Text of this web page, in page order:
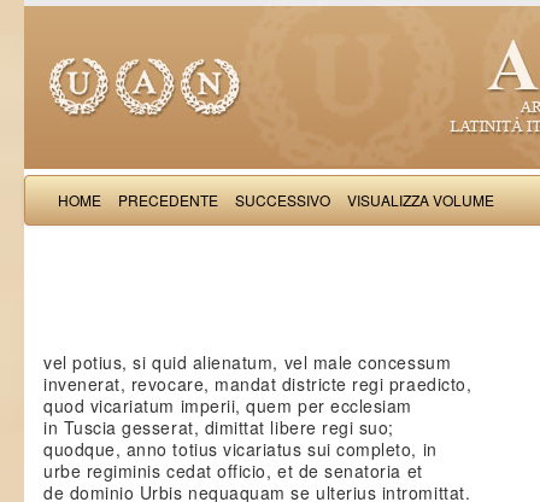
HOME PRECEDENTE SUCCESSIVO VISUALIZZA VOLUME
vel potius, si quid alienatum, vel male concessum
invenerat, revocare, mandat districte regi praedicto,
quod vicariatum imperii, quem per ecclesiam
in Tuscia gesserat, dimittat libere regi suo;
quodque, anno totius vicariatus sui completo, in
urbe regiminis cedat officio, et de senatoria et
de dominio Urbis nequaquam se ulterius intromittat.